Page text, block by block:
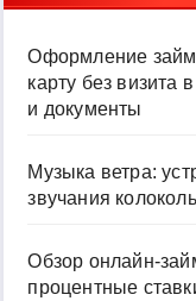
Оформление
карту без визита
и документы
Музыка ветра:
звучания
Обзор онлайн-
процентные